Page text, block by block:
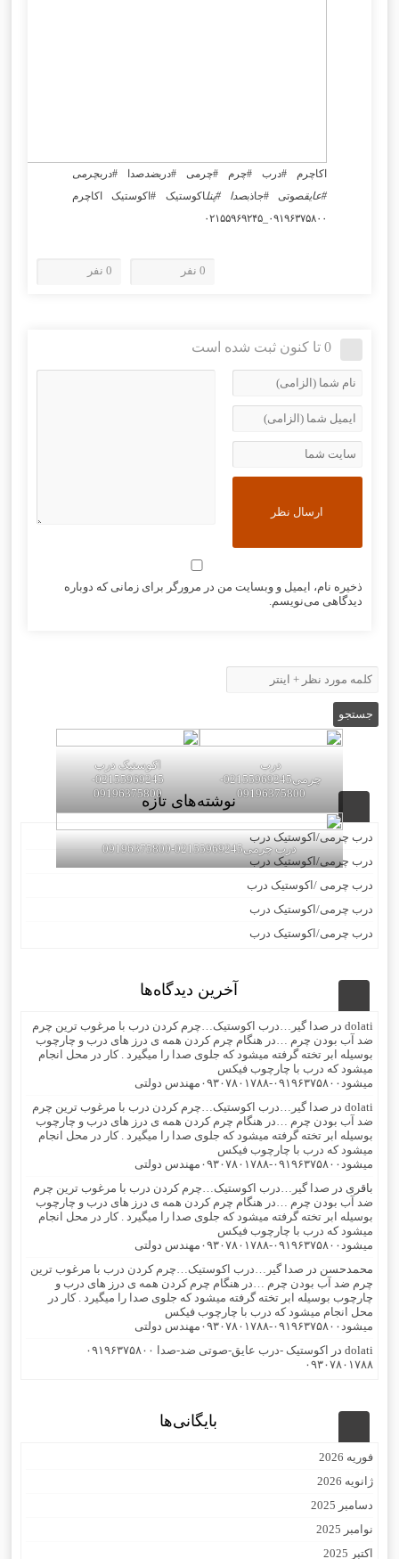
اکاچرم #درب #چرم #چرمی #دربضدصدا #دربچرمی
#عایقصوتی #جاذبصدا #پنلاکوستیک #اکوستیک اکاچرم
۰۹۱۹۶۳۷۵۸۰۰_۰۲۱۵۵۹۶۹۲۴۵
0 نفر 0 نفر
0 تا کنون ثبت شده است
ذخیره نام، ایمیل و وبسایت من در مرورگر برای زمانی که دوباره
دیدگاهی می‌نویسم.
درب
چرمی02155969245-
09196375800
اکوستیک درب
02155969245-
09196375800
درب چرمی02155969245-09196375800
نوشته‌های تازه
درب چرمی/اکوستیک درب
درب چرمی/اکوستیک درب
درب چرمی /اکوستیک درب
درب چرمی/اکوستیک درب
درب چرمی/اکوستیک درب
آخرین دیدگاه‌ها
dolati در صدا گیر…درب اکوستیک…چرم کردن درب با مرغوب ترین چرم
ضد آب بودن چرم …در هنگام چرم کردن همه ی درز های درب و چارچوب
بوسیله ابر تخته گرفته میشود که جلوی صدا را میگیرد . کار در محل انجام
میشود که درب با چارچوب فیکس
میشود۰۹۱۹۶۳۷۵۸۰۰-۰۹۳۰۷۸۰۱۷۸۸مهندس دولتی
dolati در صدا گیر…درب اکوستیک…چرم کردن درب با مرغوب ترین چرم
ضد آب بودن چرم …در هنگام چرم کردن همه ی درز های درب و چارچوب
بوسیله ابر تخته گرفته میشود که جلوی صدا را میگیرد . کار در محل انجام
میشود که درب با چارچوب فیکس
میشود۰۹۱۹۶۳۷۵۸۰۰-۰۹۳۰۷۸۰۱۷۸۸مهندس دولتی
باقری در صدا گیر…درب اکوستیک…چرم کردن درب با مرغوب ترین چرم
ضد آب بودن چرم …در هنگام چرم کردن همه ی درز های درب و چارچوب
بوسیله ابر تخته گرفته میشود که جلوی صدا را میگیرد . کار در محل انجام
میشود که درب با چارچوب فیکس
میشود۰۹۱۹۶۳۷۵۸۰۰-۰۹۳۰۷۸۰۱۷۸۸مهندس دولتی
محمدحسن در صدا گیر…درب اکوستیک…چرم کردن درب با مرغوب ترین
چرم ضد آب بودن چرم …در هنگام چرم کردن همه ی درز های درب و
چارچوب بوسیله ابر تخته گرفته میشود که جلوی صدا را میگیرد . کار در
محل انجام میشود که درب با چارچوب فیکس
میشود۰۹۱۹۶۳۷۵۸۰۰-۰۹۳۰۷۸۰۱۷۸۸مهندس دولتی
dolati در
اکوستیک -درب عایق-صوتی ضد-صدا ۰۹۱۹۶۳۷۵۸۰۰
۰۹۳۰۷۸۰۱۷۸۸
بایگانی‌ها
فوریه 2026
ژانویه 2026
دسامبر 2025
نوامبر 2025
اکتبر 2025